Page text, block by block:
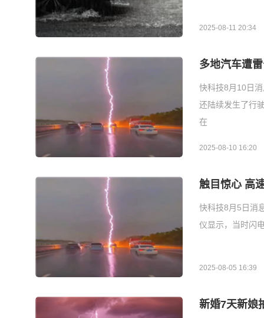
2025-08-11 20:34
多地汽车遭
快科技8月10日
还陆续发生了行
在
2025-08-10 16:20
触目惊心 高
快科技8月5日消
仪显示，当时闪
2025-08-05 16:39
新婚7天新娘